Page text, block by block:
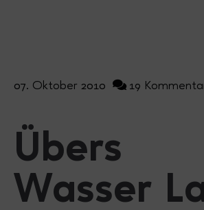
07. Oktober 2010 19
Übers
Wasser